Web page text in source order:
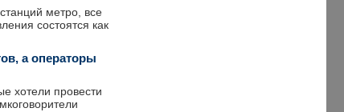
метро, все
состоятся как
а операторы
хотели провести